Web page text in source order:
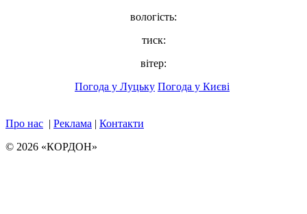
вологість:
тиск:
вітер:
Погода у Луцьку Погода у Києві
Про нас | Реклама | Контакти
© 2026 «КОРДОН»